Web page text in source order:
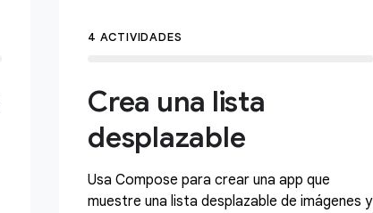
4 ACTIVIDADES
Crea una lista
desplazable
Usa Compose para crear una app que
muestre una lista desplazable de imágenes y